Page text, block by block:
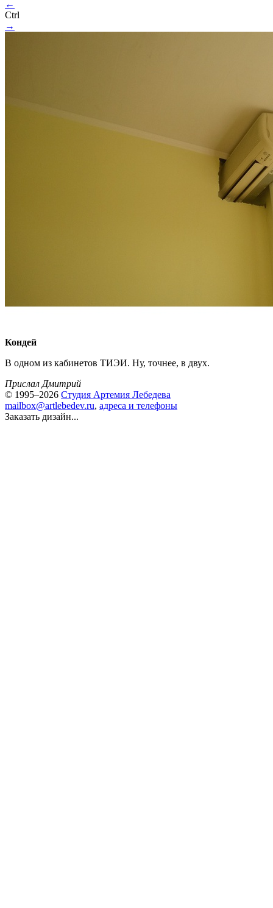
←
Ctrl
→
Кондей
В одном из кабинетов ТИЭИ. Ну, точнее, в двух.
Прислал Дмитрий
© 1995–2026 Студия Артемия Лебедева
mailbox@artlebedev.ru, адреса и телефоны
Заказать дизайн...